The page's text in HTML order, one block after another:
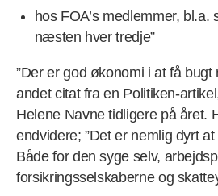
hos FOA’s medlemmer, bl.a.
næsten hver tredje”
”Der er god økonomi i at få bugt
andet citat fra en Politiken-
Helene Navne tidligere på året.
endvidere; ”Det er nemlig dyrt
Både for den syge selv,
forsikringsselskaberne og